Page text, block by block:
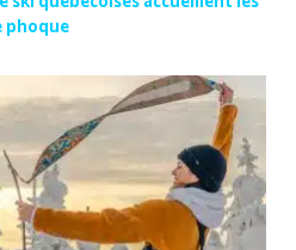
phoque